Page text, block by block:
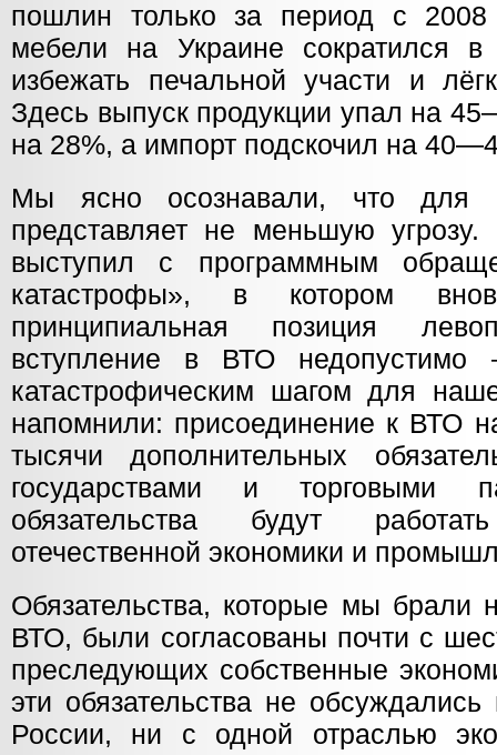
пошлин только за период с
мебели на Украине сократился
избежать печальной участи и
Здесь выпуск продукции упал на
на 28%, а импорт подскочил на
Мы ясно осознавали, что для
представляет не меньшую
выступил с программным
катастрофы», в котором
принципиальная позиция
вступление в ВТО
катастрофическим шагом для
напомнили: присоединение к ВТО
тысячи дополнительных
государствами и торговыми
обязательства будут
отечественной экономики и
Обязательства, которые мы брали
ВТО, были согласованы почти с
преследующих собственные
эти обязательства не
России, ни с одной отраслью